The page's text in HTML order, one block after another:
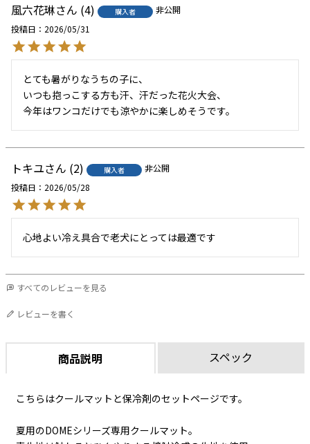
風六花琳 4 購入者
非公開
投稿日
2026/05/31
とても暑がりなうちの子に、
いつも抱っこする方も汗、汗だった花火大会、
今年はワンコだけでも涼やかに楽しめそうです。
トキユ 2 購入者
非公開
投稿日
2026/05/28
心地よい冷え具合で老犬にとっては最適です
すべてのレビューを見る
レビューを書く
商品説明
こちらはクールマットと保冷剤のセットページです。
夏用のDOMEシリーズ専用クールマット。
スペック